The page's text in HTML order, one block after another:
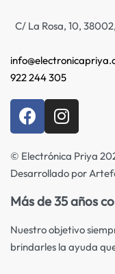
C/ La Rosa, 10,
922 244 305
© Electrónica Priya
Desarrollado por
Más de 35 años
Nuestro objetivo
brindarles la ayuda